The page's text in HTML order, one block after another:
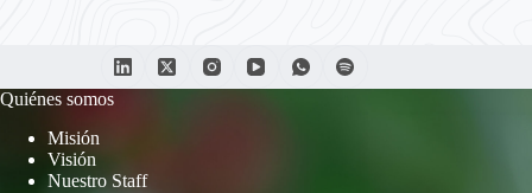
Quiénes somos
Misión
Visión
Nuestro Staff